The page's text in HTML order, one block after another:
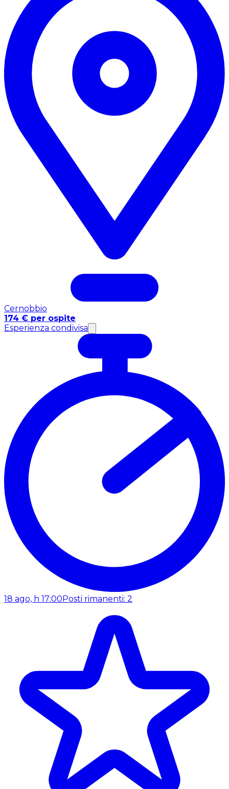
Cernobbio
174 € per ospite
Esperienza condivisa
18 ago, h 17:00Posti rimanenti: 2